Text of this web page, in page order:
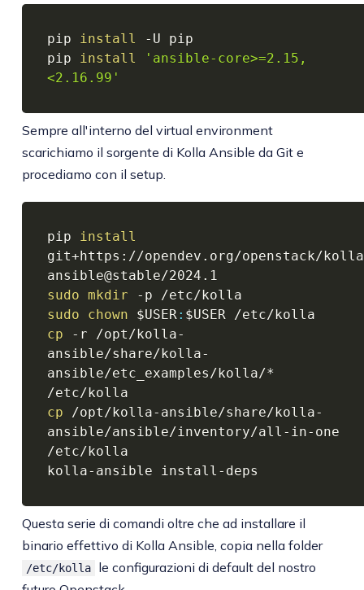
pip install -U pip
pip install
'ansible-core>=2.15,
<2.16.99'
Sempre all'interno del virtual environment
scarichiamo il sorgente di Kolla Ansible da Git e
procediamo con il setup.
pip install
git+https://opendev.org/openstack/
sudo mkdir
sudo
chown $USER: $USER
cp -r /opt/kolla-
ansible/share/kolla-
ansible/etc_examples/kolla/*
cp /opt/kolla-ansible/share/kolla-
ansible/ansible/inventory/all-in-one
/etc/kolla
kolla-ansible install-deps
Questa serie di comandi oltre che ad installare il
binario effettivo di Kolla Ansible, copia nella folder
/etc/kolla
le configurazioni di default del nostro